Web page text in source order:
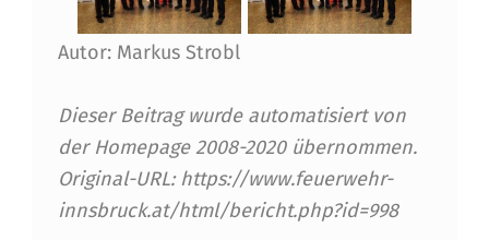
Ü
R
K
A
M
E
Autor: Markus Strobl
Dieser Beitrag wurde automatisiert von
der Homepage 2008-2020 übernommen.
Original-URL: https://www.feuerwehr-
innsbruck.at/html/bericht.php?id=998